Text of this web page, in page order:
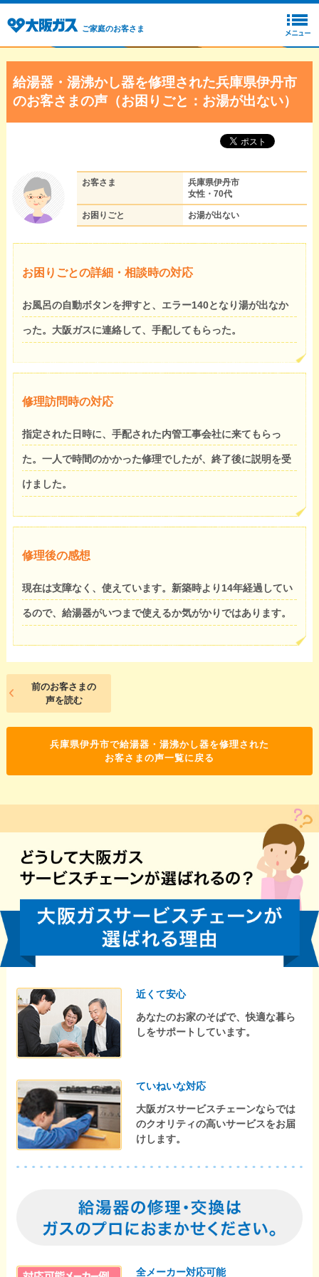
ご家庭のお客さま
給湯器・湯沸かし器を修理された兵庫県伊丹市
のお客さまの声（お困りごと：お湯が出ない）
お客さま
兵庫県伊丹市
女性・70代
お困りごと お湯が出ない
お困りごとの詳細・相談時の対応
お風呂の自動ボタンを押すと、エラー140となり湯が出なか
った。大阪ガスに連絡して、手配してもらった。
修理訪問時の対応
指定された日時に、手配された内管工事会社に来てもらっ
た。一人で時間のかかった修理でしたが、終了後に説明を受
けました。
修理後の感想
現在は支障なく、使えています。新築時より14年経過してい
るので、給湯器がいつまで使えるか気がかりではあります。
前のお客さまの
声を読む
兵庫県伊丹市で給湯器・湯沸かし器を修理された
お客さまの声一覧に戻る
近くて安心
あなたのお家のそばで、快適な暮ら
しをサポートしています。
ていねいな対応
大阪ガスサービスチェーンならでは
のクオリティの高いサービスをお届
けします。
全メーカー対応可能